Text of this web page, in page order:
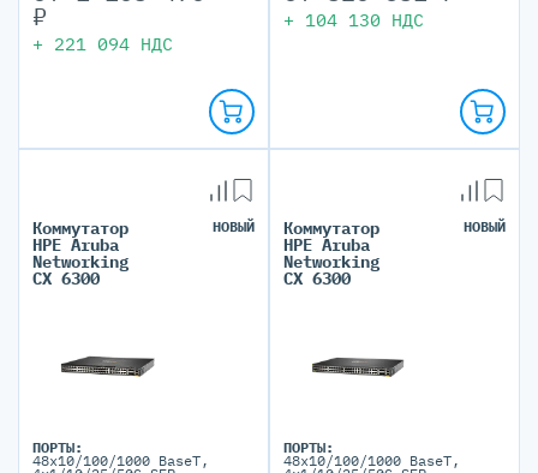
₽
+ 221 094 НДС
+ 104 130 НДС
Коммутатор
HPE Aruba
Networking
CX 6300
НОВЫЙ
ПОРТЫ:
48x10/100/1000 BaseT,
Коммутатор
HPE Aruba
Networking
CX 6300
НОВЫЙ
ПОРТЫ:
48x10/100/1000 BaseT,